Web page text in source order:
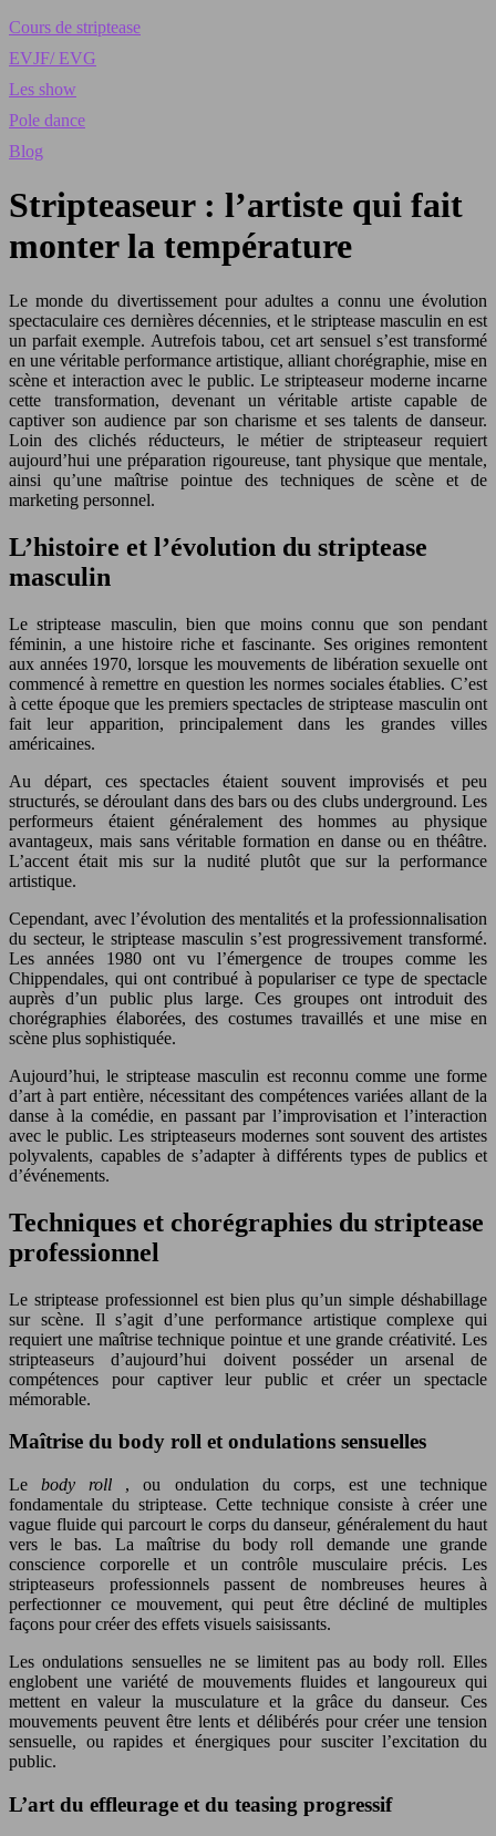
Cours de striptease
EVJF/ EVG
Les show
Pole dance
Blog
Stripteaseur : l’artiste qui fait
monter la température
Le monde du divertissement pour adultes a connu une évolution
spectaculaire ces dernières décennies, et le striptease masculin en est
un parfait exemple. Autrefois tabou, cet art sensuel s’est transformé
en une véritable performance artistique, alliant chorégraphie, mise en
scène et interaction avec le public. Le stripteaseur moderne incarne
cette transformation, devenant un véritable artiste capable de
captiver son audience par son charisme et ses talents de danseur.
Loin des clichés réducteurs, le métier de stripteaseur requiert
aujourd’hui une préparation rigoureuse, tant physique que mentale,
ainsi qu’une maîtrise pointue des techniques de scène et de
marketing personnel.
L’histoire et l’évolution du striptease
masculin
Le striptease masculin, bien que moins connu que son pendant
féminin, a une histoire riche et fascinante. Ses origines remontent
aux années 1970, lorsque les mouvements de libération sexuelle ont
commencé à remettre en question les normes sociales établies. C’est
à cette époque que les premiers spectacles de striptease masculin ont
fait leur apparition, principalement dans les grandes villes
américaines.
Au départ, ces spectacles étaient souvent improvisés et peu
structurés, se déroulant dans des bars ou des clubs underground. Les
performeurs étaient généralement des hommes au physique
avantageux, mais sans véritable formation en danse ou en théâtre.
L’accent était mis sur la nudité plutôt que sur la performance
artistique.
Cependant, avec l’évolution des mentalités et la professionnalisation
du secteur, le striptease masculin s’est progressivement transformé.
Les années 1980 ont vu l’émergence de troupes comme les
Chippendales, qui ont contribué à populariser ce type de spectacle
auprès d’un public plus large. Ces groupes ont introduit des
chorégraphies élaborées, des costumes travaillés et une mise en
scène plus sophistiquée.
Aujourd’hui, le striptease masculin est reconnu comme une forme
d’art à part entière, nécessitant des compétences variées allant de la
danse à la comédie, en passant par l’improvisation et l’interaction
avec le public. Les stripteaseurs modernes sont souvent des artistes
polyvalents, capables de s’adapter à différents types de publics et
d’événements.
Techniques et chorégraphies du striptease
professionnel
Le striptease professionnel est bien plus qu’un simple déshabillage
sur scène. Il s’agit d’une performance artistique complexe qui
requiert une maîtrise technique pointue et une grande créativité. Les
stripteaseurs d’aujourd’hui doivent posséder un arsenal de
compétences pour captiver leur public et créer un spectacle
mémorable.
Maîtrise du body roll et ondulations sensuelles
Lebody roll , ou ondulation du corps, est une technique
fondamentale du striptease. Cette technique consiste à créer une
vague fluide qui parcourt le corps du danseur, généralement du haut
vers le bas. La maîtrise du body roll demande une grande
conscience corporelle et un contrôle musculaire précis. Les
stripteaseurs professionnels passent de nombreuses heures à
perfectionner ce mouvement, qui peut être décliné de multiples
façons pour créer des effets visuels saisissants.
Les ondulations sensuelles ne se limitent pas au body roll. Elles
englobent une variété de mouvements fluides et langoureux qui
mettent en valeur la musculature et la grâce du danseur. Ces
mouvements peuvent être lents et délibérés pour créer une tension
sensuelle, ou rapides et énergiques pour susciter l’excitation du
public.
L’art du effleurage et du teasing progressif